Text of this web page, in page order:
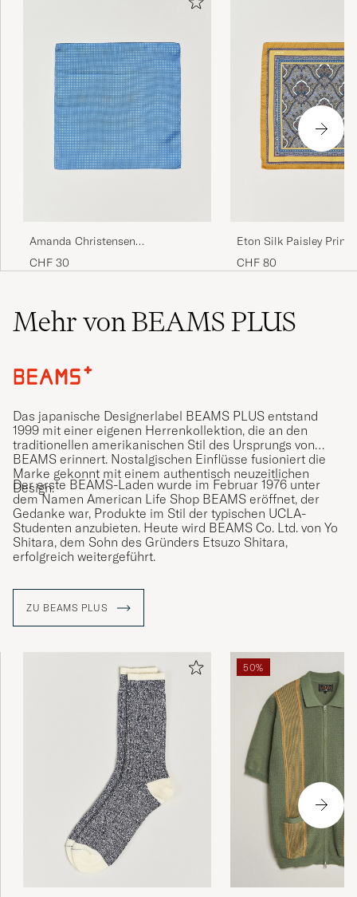
Amanda Christensen
Handkerchief Dot Silk Sky Blue
CHF 30
Eton Silk Paisley Print
Square Yellow
CHF 80
Mehr von BEAMS PLUS
Das japanische Designerlabel BEAMS PLUS entstand
1999 mit einer eigenen Herrenkollektion, die an den
traditionellen amerikanischen Stil des Ursprungs von
BEAMS erinnert. Nostalgischen Einflüsse fusioniert die
Marke gekonnt mit einem authentisch neuzeitlichen
Design.
Der erste BEAMS-Laden wurde im Februar 1976 unter
dem Namen American Life Shop BEAMS eröffnet, der
Gedanke war, Produkte im Stil der typischen UCLA-
Studenten anzubieten. Heute wird BEAMS Co. Ltd. von Yo
Shitara, dem Sohn des Gründers Etsuzo Shitara,
erfolgreich weitergeführt.
ZU BEAMS PLUS
50%